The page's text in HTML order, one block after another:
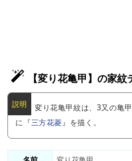
【変り花亀甲】の家紋
変り花亀甲紋は、3又の亀
に『三方花菱』を描く。